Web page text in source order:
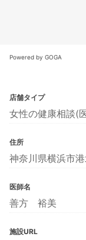
Powered by GOGA
店舗タイプ
女性の健康相談(
住所
神奈川県横浜市
医師名
善方 裕美
施設URL